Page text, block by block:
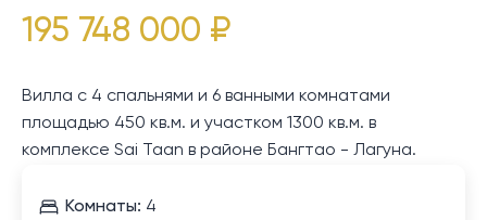
195 748 000 ₽
Вилла с 4 спальнями и 6 ванными комнатами
площадью 450 кв.м. и участком 1300 кв.м. в
комплексе Sai Taan в районе Бангтао - Лагуна.
Комнаты: 4